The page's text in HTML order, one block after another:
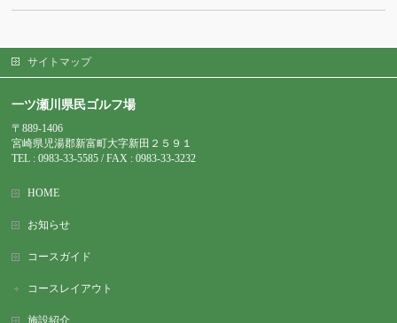
サイトマップ
一ツ瀬川県民ゴルフ場
〒889-1406
宮崎県児湯郡新富町大字新田２５９１
TEL : 0983-33-5585 / FAX : 0983-33-3232
HOME
お知らせ
コースガイド
コースレイアウト
施設紹介